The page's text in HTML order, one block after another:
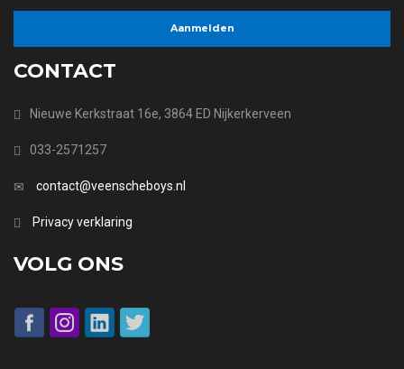
CONTACT
Nieuwe Kerkstraat 16e, 3864 ED Nijkerkerveen
033-2571257
contact@veenscheboys.nl
Privacy verklaring
VOLG ONS